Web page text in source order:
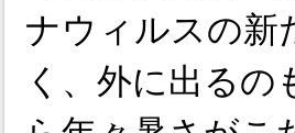
ナウィルスの新
く、外に出る